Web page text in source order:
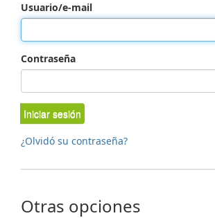
Usuario/e-mail
Contraseña
Iniciar sesión
¿Olvidó su contraseña?
Otras opciones